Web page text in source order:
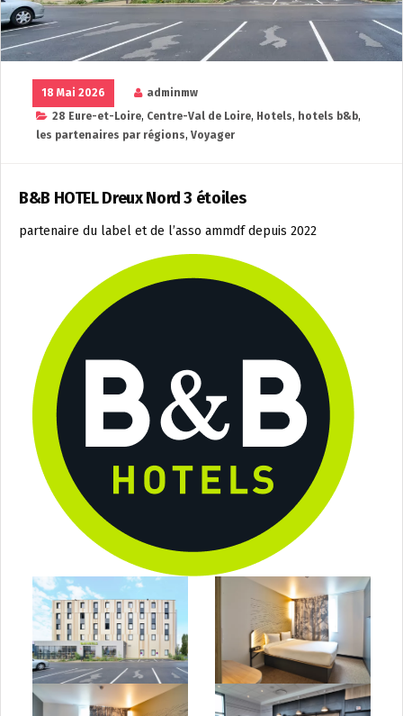
18 Mai 2026
adminmw
28 Eure-et-Loire, Centre-Val de Loire, Hotels, hotels b&b,
les partenaires par régions, Voyager
B&B HOTEL Dreux Nord 3 étoiles
partenaire du label et de l’asso ammdf depuis 2022